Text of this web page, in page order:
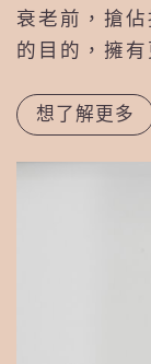
衰老前，搶
的目的，擁
想了解更多